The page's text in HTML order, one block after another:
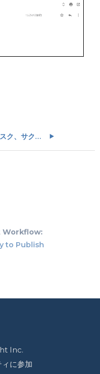
CTA、タスク、サクセスプランオブジェクトのフォーミュラフィールド
Workflow
to Publish
Inc.
ィに参加